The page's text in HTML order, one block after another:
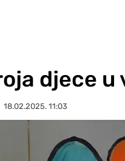
djece u
18.02.2025. 11:03